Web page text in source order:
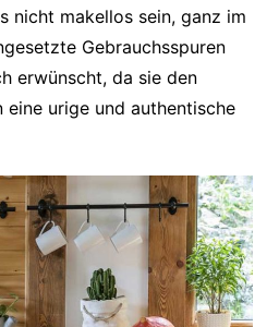
nicht makellos sein, ganz im
Gebrauchsspuren
erwünscht, da sie den
eine urige und authentische